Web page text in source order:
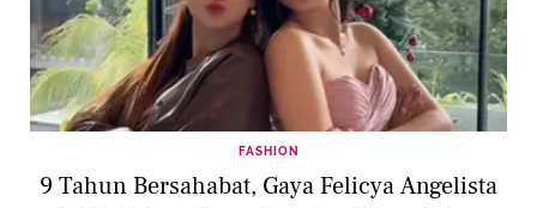
FASHION
9 Tahun Bersahabat, Gaya Felicya Angelista